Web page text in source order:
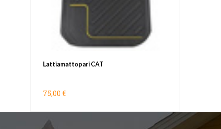
Lattiamattopari CAT
75,00 €